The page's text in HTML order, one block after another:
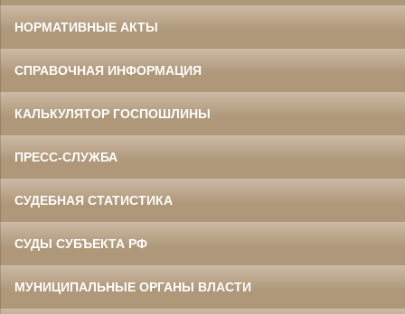
НОРМАТИВНЫЕ АКТЫ
СПРАВОЧНАЯ ИНФОРМАЦИЯ
КАЛЬКУЛЯТОР ГОСПОШЛИНЫ
ПРЕСС-СЛУЖБА
СУДЕБНАЯ СТАТИСТИКА
СУДЫ СУБЪЕКТА РФ
МУНИЦИПАЛЬНЫЕ ОРГАНЫ ВЛАСТИ